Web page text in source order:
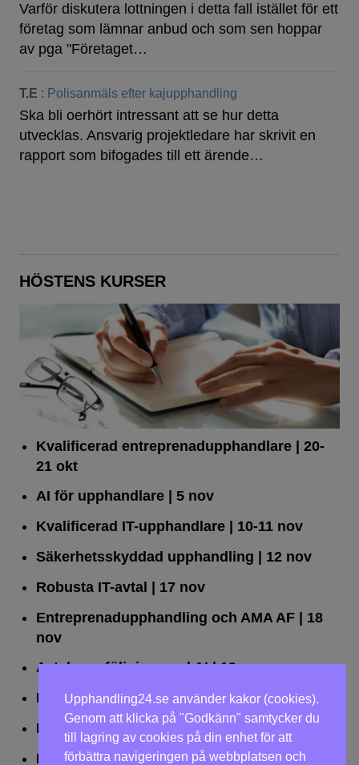
Varför diskutera lottningen i detta fall istället för ett
företag som lämnar anbud och som sen hoppar
av pga "Företaget…
T.E : Polisanmäls efter kajupphandling
Ska bli oerhört intressant att se hur detta
utvecklas. Ansvarig projektledare har skrivit en
rapport som bifogades till ett ärende…
HÖSTENS KURSER
Kvalificerad entreprenad­upphandlare | 20-
21 okt
AI för upphandlare| 5 nov
Kvalificerad IT-upphandlare| 10-11 nov
Säkerhetsskyddad upphandling | 12 nov
Robusta IT-avtal | 17 nov
Entreprenadupphandling och AMA AF| 18
nov
Avtalsuppföljning med AI| 19 nov
Leda upphandlingar effektivt| 25 nov
Dialogförfaranden | 26 nov
LOU på två dagar| 2-3 dec
Upphandling24.se använder kakor (cookies).
Genom att klicka på "Godkänn" samtycker du
till lagring av cookies på din enhet för att
förbättra navigeringen på webbplatsen och